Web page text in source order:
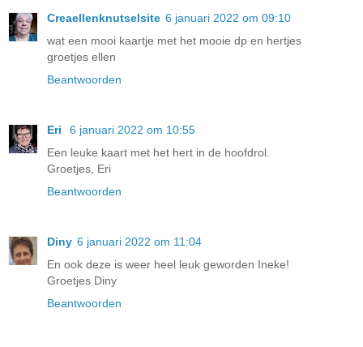
Creaellenknutselsite 6 januari 2022 om 09:10
wat een mooi kaartje met het mooie dp en hertjes
groetjes ellen
Beantwoorden
Eri
6 januari 2022 om 10:55
Een leuke kaart met het hert in de hoofdrol.
Groetjes, Eri
Beantwoorden
Diny 6 januari 2022 om 11:04
En ook deze is weer heel leuk geworden Ineke!
Groetjes Diny
Beantwoorden